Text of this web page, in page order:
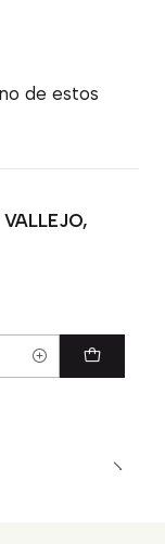
de estos